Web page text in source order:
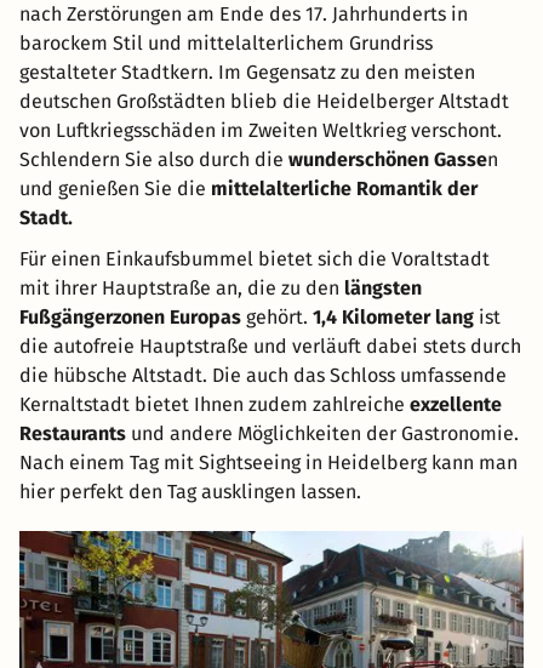
nach Zerstörungen am Ende des 17. Jahrhunderts in
barockem Stil und mittelalterlichem Grundriss
gestalteter Stadtkern. Im Gegensatz zu den meisten
deutschen Großstädten blieb die Heidelberger Altstadt
von Luftkriegsschäden im Zweiten Weltkrieg verschont.
Schlendern Sie also durch die wunderschönen Gassen
und genießen Sie die mittelalterliche Romantik der
Stadt.
Für einen Einkaufsbummel bietet sich die Voraltstadt
mit ihrer Hauptstraße an, die zu den längsten
Fußgängerzonen Europas gehört. 1,4 Kilometer lang ist
die autofreie Hauptstraße und verläuft dabei stets durch
die hübsche Altstadt. Die auch das Schloss umfassende
Kernaltstadt bietet Ihnen zudem zahlreiche exzellente
Restaurants und andere Möglichkeiten der Gastronomie.
Nach einem Tag mit Sightseeing in Heidelberg kann man
hier perfekt den Tag ausklingen lassen.